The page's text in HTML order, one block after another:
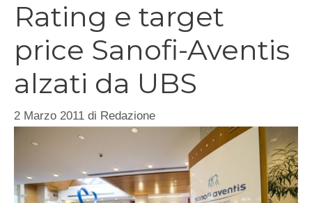
Rating e target
price Sanofi-Aventis
alzati da UBS
2 Marzo 2011 di Redazione